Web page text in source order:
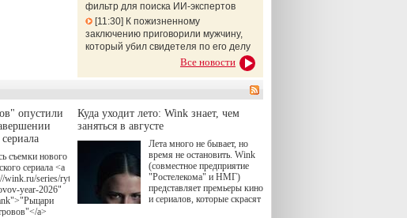
фильтр для поиска ИИ-экспертов
11:30 К пожизненному
заключению приговорили мужчину,
который убил свидетеля по его делу
Все новости
опустили
съемки нового
сериала <a
series/rytsari-
year-2026"
a>
Куда уходит лето: Wink знает, чем
заняться в августе
Лета много не бывает, но
время не остановить. Wink
(совместное предприятие
"Ростелекома" и НМГ)
представляет премьеры кино
и сериалов, которые скрасят